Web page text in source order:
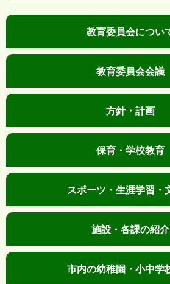
教育委員会につい
教育委員会会議
方針・計画
保育・学校教育
スポーツ・生涯学習・
施設・各課の紹介
市内の幼稚園・小中学